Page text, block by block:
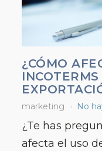
¿CÓMO
marketing No
¿Te has
afecta el uso